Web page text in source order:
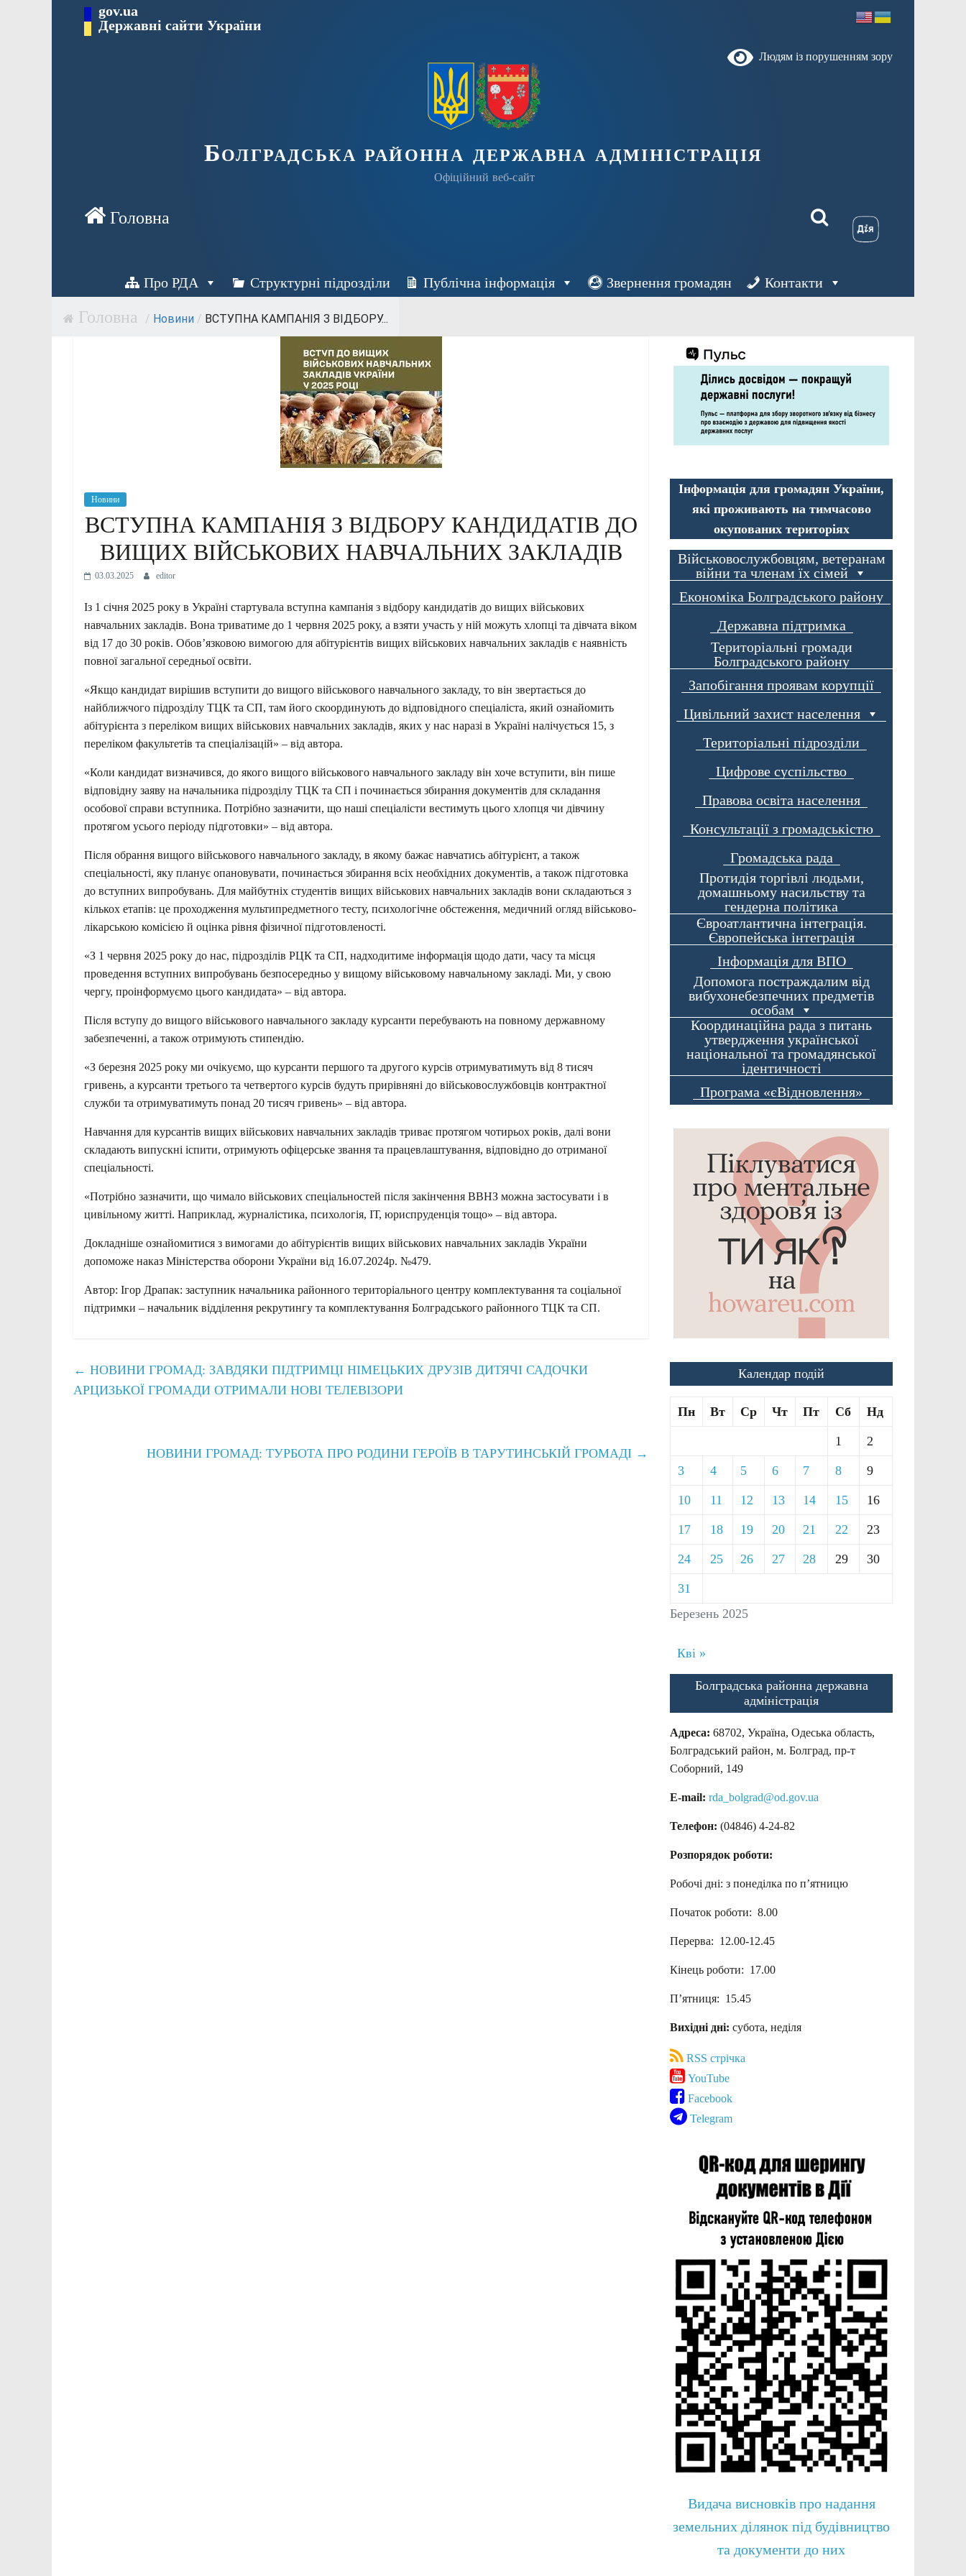
Перейти gov.ua
Державні сайти України
Людям із порушенням зору
Болградська районна державна адміністрація
Офіційний веб-сайт
Про РДА Структурні підрозділи Публічна інформація Звернення громадян Контакти
/ Новини / ВСТУПНА КАМПАНІЯ З ВІДБОРУ...
Новини
ВСТУПНА КАМПАНІЯ З ВІДБОРУ КАНДИДАТІВ ДО
ВИЩИХ ВІЙСЬКОВИХ НАВЧАЛЬНИХ ЗАКЛАДІВ
03.03.2025 editor
Із 1 січня 2025 року в Україні стартувала вступна кампанія з відбору кандидатів до вищих військових
навчальних закладів. Вона триватиме до 1 червня 2025 року, а взяти участь у ній можуть хлопці та дівчата віком
від 17 до 30 років. Обов’язковою вимогою для абітурієнтів вищих військових навчальних закладів є наявність
повної загальної середньої освіти.
«Якщо кандидат вирішив вступити до вищого військового навчального закладу, то він звертається до
найближчого підрозділу ТЦК та СП, там його скоординують до відповідного спеціаліста, який ознайомить
абітурієнта з переліком вищих військових навчальних закладів, яких у нас наразі в Україні налічується 15, з
переліком факультетів та спеціалізацій» – від автора.
«Коли кандидат визначився, до якого вищого військового навчального закладу він хоче вступити, він пише
відповідну заяву на начальника підрозділу ТЦК та СП і починається збирання документів для складання
особової справи вступника. Потрібно зазначити, що наші спеціалісти вестимуть цього хлопця чи дівчину
протягом усього періоду підготовки» – від автора.
Після обрання вищого військового навчального закладу, в якому бажає навчатись абітурієнт, а також
спеціальності, яку планує опановувати, починається збирання всіх необхідних документів, а також підготовка
до вступних випробувань. Для майбутніх студентів вищих військових навчальних закладів вони складаються з
кількох етапів: це проходження мультипредметного тесту, психологічне обстеження, медичний огляд військово-
лікарською комісією й оцінка рівня фізичної підготовленості.
«З 1 червня 2025 року до нас, підрозділів РЦК та СП, надходитиме інформація щодо дати, часу та місця
проведення вступних випробувань безпосередньо у вищому військовому навчальному закладі. Ми, у свою
чергу, проінформуємо цього кандидата» – від автора.
Після вступу до вищого військового навчального закладу курсанти перебувають на повному державному
забезпеченні, а також отримують стипендію.
«З березня 2025 року ми очікуємо, що курсанти першого та другого курсів отримуватимуть від 8 тисяч
гривень, а курсанти третього та четвертого курсів будуть прирівняні до військовослужбовців контрактної
служби та отримуватимуть понад 20 тисяч гривень» – від автора.
Навчання для курсантів вищих військових навчальних закладів триває протягом чотирьох років, далі вони
складають випускні іспити, отримують офіцерське звання та працевлаштування, відповідно до отриманої
спеціальності.
«Потрібно зазначити, що чимало військових спеціальностей після закінчення ВВНЗ можна застосувати і в
цивільному житті. Наприклад, журналістика, психологія, ІТ, юриспруденція тощо» – від автора.
Докладніше ознайомитися з вимогами до абітурієнтів вищих військових навчальних закладів України
допоможе наказ Міністерства оборони України від 16.07.2024р. №479.
Автор: Ігор Драпак: заступник начальника районного територіального центру комплектування та соціальної
підтримки – начальник відділення рекрутингу та комплектування Болградського районного ТЦК та СП.
← НОВИНИ ГРОМАД: ЗАВДЯКИ ПІДТРИМЦІ НІМЕЦЬКИХ ДРУЗІВ ДИТЯЧІ САДОЧКИ
АРЦИЗЬКОЇ ГРОМАДИ ОТРИМАЛИ НОВІ ТЕЛЕВІЗОРИ
НОВИНИ ГРОМАД: ТУРБОТА ПРО РОДИНИ ГЕРОЇВ В ТАРУТИНСЬКІЙ ГРОМАДІ →
Інформація для громадян України,
які проживають на тимчасово
окупованих територіях
Військовослужбовцям, ветеранам
війни та членам їх сімей
Економіка Болградського району
Державна підтримка
Територіальні громади
Болградського району
Запобігання проявам корупції
Цивільний захист населення
Територіальні підрозділи
Цифрове суспільство
Правова освіта населення
Консультації з громадськістю
Громадська рада
Протидія торгівлі людьми,
домашньому насильству та
гендерна політика
Євроатлантична інтеграція.
Європейська інтеграція
Інформація для ВПО
Допомога постраждалим від
вибухонебезпечних предметів
особам
Координаційна рада з питань
утвердження української
національної та громадянської
ідентичності
Програма «єВідновлення»
Календар подій
Березень 2025
Пн Вт Ср Чт Пт Сб Нд
1 2
3 4 5 6 7 8 9
10 11 12 13 14 15 16
17 18 19 20 21 22 23
24 25 26 27 28 29 30
31
Кві »
Болградська районна державна
адміністрація
Адреса: 68702, Україна, Одеська область,
Болградський район, м. Болград, пр-т
Соборний, 149
E-mail: rda_bolgrad@od.gov.ua
Телефон: (04846) 4-24-82
Розпорядок роботи:
Робочі дні: з понеділка по п’ятницю
Початок роботи: 8.00
Перерва: 12.00-12.45
Кінець роботи: 17.00
П’ятниця: 15.45
Вихідні дні: субота, неділя
RSS стрічка
YouTube
Facebook
Telegram
Видача висновків про надання
земельних ділянок під будівництво
та документи до них